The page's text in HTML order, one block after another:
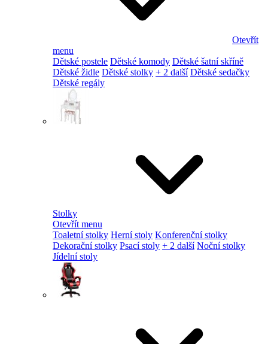
Otevřít
menu
Dětské postele Dětské komody Dětské šatní skříně
Dětské židle Dětské stolky + 2 další Dětské sedačky
Dětské regály
Stolky
Otevřít menu
Toaletní stolky Herní stoly Konferenční stolky
Dekorační stolky Psací stoly + 2 další Noční stolky
Jídelní stoly